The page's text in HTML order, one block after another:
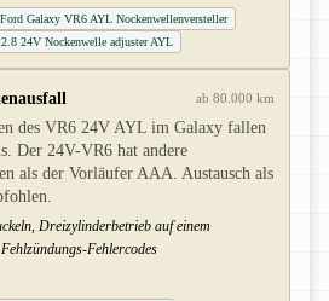
Ford Galaxy VR6 AYL Nockenwellenversteller
24V Nockenwelle adjuster AYL
ab 80.000 km
des VR6 24V AYL im Galaxy fallen
Der 24V-VR6 hat andere
als der Vorläufer AAA. Austausch als
Dreizylinderbetrieb auf einem
Fehlercodes